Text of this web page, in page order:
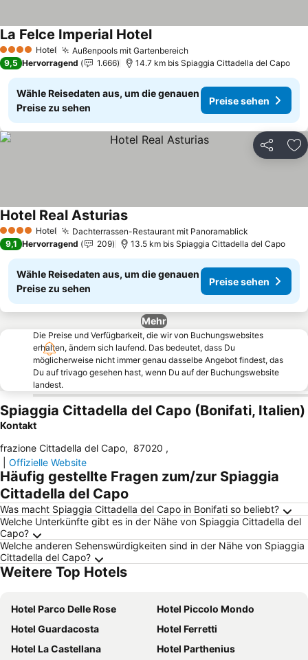
4 Sterne Hotel Außenpools mit GartenbereichPreise sehen
La Felce Imperial HotelPreise sehen
9,5 Hervorragend 1.666 14.7 km bis Spiaggia Cittadella del Capo
Wähle Reisedaten aus, um die genauen
Preise zu sehen
Preise sehen
Teilen
4 Sterne Hotel Dachterrassen-Restaurant mit Panoramablick
Hotel Real AsturiasPreise sehen
9,1 Hervorragend 209 13.5 km bis Spiaggia Cittadella del Capo
Wähle Reisedaten aus, um die genauen
Preise zu sehen
Preise sehen
Mehr
Die Preise und Verfügbarkeit, die wir von Buchungswebsites
erhalten, ändern sich laufend. Das bedeutet, dass Du
möglicherweise nicht immer genau dasselbe Angebot findest, das
Du auf trivago gesehen hast, wenn Du auf der Buchungswebsite
landest.
Spiaggia Cittadella del Capo (Bonifati, Italien)
Kontakt
frazione Cittadella del Capo, 87020 ,
Offizielle Website
Häufig gestellte Fragen zum/zur Spiaggia
Cittadella del Capo
Was macht Spiaggia Cittadella del Capo in Bonifati so beliebt?
Welche Unterkünfte gibt es in der Nähe von Spiaggia Cittadella del
Capo?
Welche anderen Sehenswürdigkeiten sind in der Nähe von Spiaggia
Cittadella del Capo?
Weitere Top Hotels
Hotel Parco Delle Rose
Hotel Piccolo Mondo
Hotel Guardacosta
Hotel Ferretti
Hotel La Castellana
Hotel Parthenius